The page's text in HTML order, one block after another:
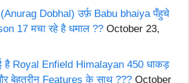
Dobhal) उर्फ़ Babu bhaiya पँहुचे
17 मचा रहे है धमाल ?? October 23,
है Royal Enfield Himalayan 450 धाकड़
बेहतरीन Features के साथ ??? October